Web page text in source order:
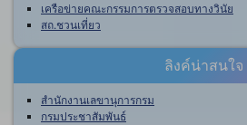
เครือข่ายคณะกรรมการตรวจสอบทางวินัย
สถ.ชวนเที่ยว
ลิงค์น่าสนใจ
สำนักงานเลขานุการกรม
กรมประชาสัมพันธ์